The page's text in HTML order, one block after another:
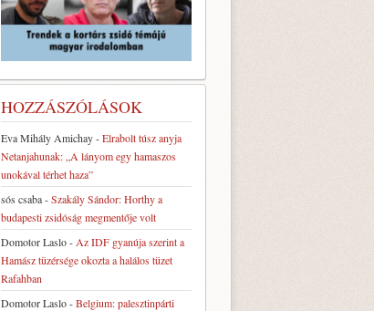
HOZZÁSZÓLÁSOK
Eva Mihály Amichay-Elrabolt túsz anyja
Netanjahunak: „A lányom egy hamaszos
unokával térhet haza”
sós csaba-Szakály Sándor: Horthy a
budapesti zsidóság megmentője volt
Domotor Laslo- Az IDF gyanúja szerint a
Hamász tüzérsége okozta a halálos tüzet
Rafahban
Domotor Laslo-Belgium: palesztinpárti